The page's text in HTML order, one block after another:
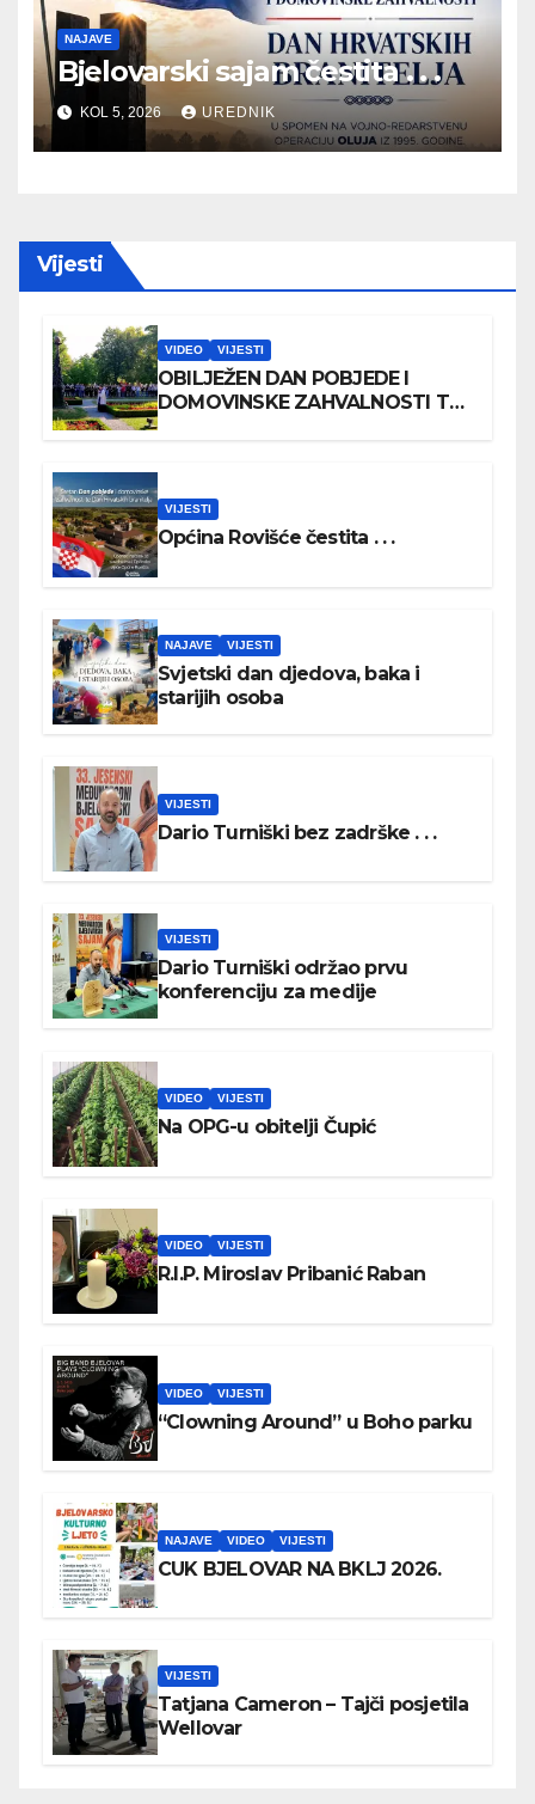
NAJAVE
Bjelovarski sajam čestita . . .
KOL 5, 2026 UREDNIK
Vijesti
VIDEO VIJESTI
OBILJEŽEN DAN POBJEDE I
DOMOVINSKE ZAHVALNOSTI TE
VIJESTI
Općina Rovišće čestita . . .
NAJAVE VIJESTI
Svjetski dan djedova, baka i
starijih osoba
VIJESTI
Dario Turniški bez zadrške . . .
VIJESTI
Dario Turniški održao prvu
konferenciju za medije
VIDEO VIJESTI
Na OPG-u obitelji Čupić
VIDEO VIJESTI
R.I.P. Miroslav Pribanić Raban
VIDEO VIJESTI
“Clowning Around” u Boho parku
NAJAVE VIDEO VIJESTI
CUK BJELOVAR NA BKLJ 2026.
VIJESTI
Tatjana Cameron – Tajči posjetila
Wellovar